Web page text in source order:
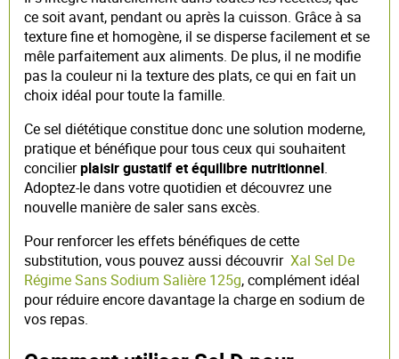
ce soit avant, pendant ou après la cuisson. Grâce à sa
texture fine et homogène, il se disperse facilement et se
mêle parfaitement aux aliments. De plus, il ne modifie
pas la couleur ni la texture des plats, ce qui en fait un
choix idéal pour toute la famille.
Ce sel diététique constitue donc une solution moderne,
pratique et bénéfique pour tous ceux qui souhaitent
concilierplaisir gustatif et équilibre nutritionnel.
Adoptez-le dans votre quotidien et découvrez une
nouvelle manière de saler sans excès.
Pour renforcer les effets bénéfiques de cette
substitution, vous pouvez aussi découvrir Xal Sel De
Régime Sans Sodium Salière 125g, complément idéal
pour réduire encore davantage la charge en sodium de
vos repas.